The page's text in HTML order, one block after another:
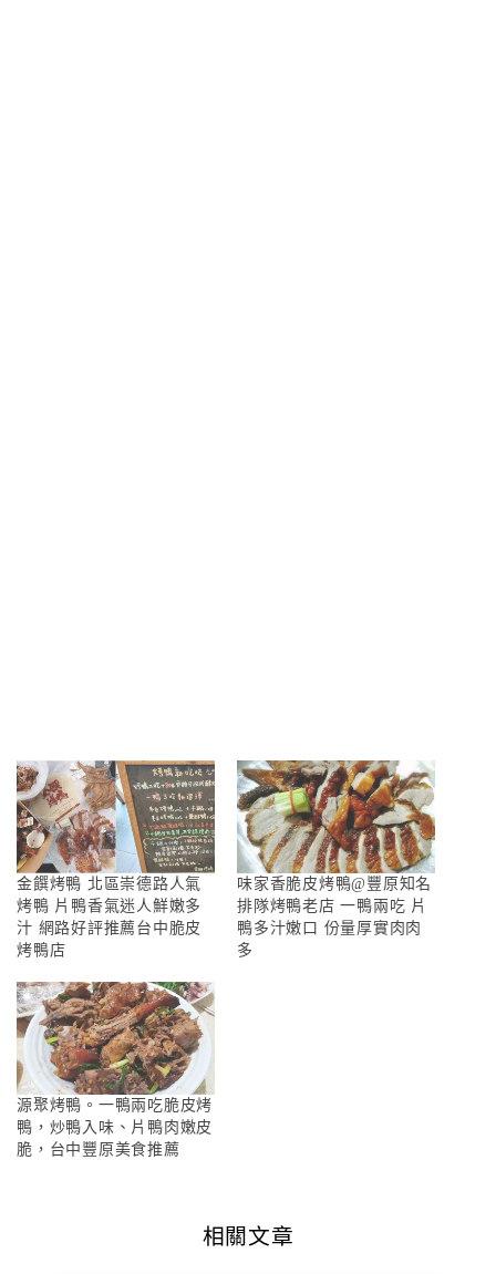
金饌烤鴨 北區崇德路人氣
烤鴨 片鴨香氣迷人鮮嫩多
汁 網路好評推薦台中脆皮
烤鴨店
味家香脆皮烤鴨@豐原知名
排隊烤鴨老店 一鴨兩吃 片
鴨多汁嫩口 份量厚實肉肉
多
源聚烤鴨。一鴨兩吃脆皮烤
鴨，炒鴨入味、片鴨肉嫩皮
脆，台中豐原美食推薦
相關文章